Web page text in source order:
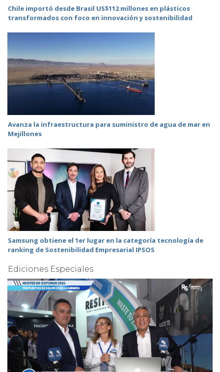
Chile importó desde Brasil US$112 millones en plásticos
transformados con foco en innovación y sostenibilidad
Avanza la infraestructura para suministro de agua de mar en
Mejillones
Samsung obtiene el 1er lugar en la categoría tecnología de
ranking de Sostenibilidad Empresarial IPSOS
Ediciones Especiales